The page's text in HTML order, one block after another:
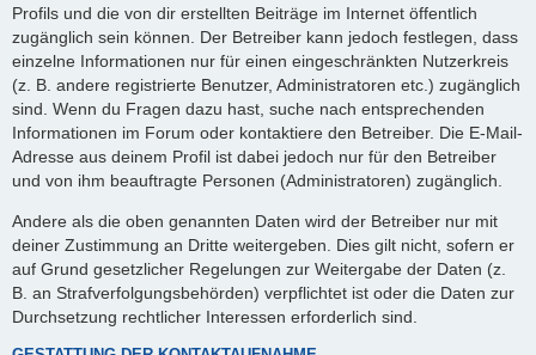
Profils und die von dir erstellten Beiträge im Internet öffentlich
zugänglich sein können. Der Betreiber kann jedoch festlegen, dass
einzelne Informationen nur für einen eingeschränkten Nutzerkreis
(z. B. andere registrierte Benutzer, Administratoren etc.) zugänglich
sind. Wenn du Fragen dazu hast, suche nach entsprechenden
Informationen im Forum oder kontaktiere den Betreiber. Die E-Mail-
Adresse aus deinem Profil ist dabei jedoch nur für den Betreiber
und von ihm beauftragte Personen (Administratoren) zugänglich.
Andere als die oben genannten Daten wird der Betreiber nur mit
deiner Zustimmung an Dritte weitergeben. Dies gilt nicht, sofern er
auf Grund gesetzlicher Regelungen zur Weitergabe der Daten (z.
B. an Strafverfolgungsbehörden) verpflichtet ist oder die Daten zur
Durchsetzung rechtlicher Interessen erforderlich sind.